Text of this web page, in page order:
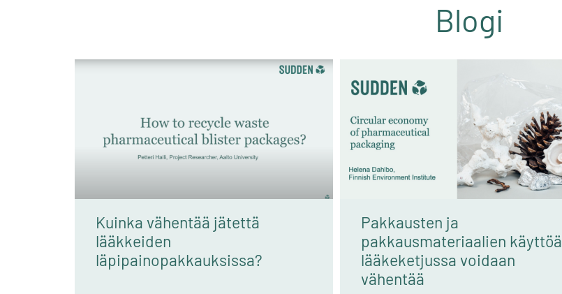
Blogi
Kuinka vähentää jätettä
lääkkeiden
läpipainopakkauksissa?
Pakkausten ja
pakkausmateriaalien käyttöä
lääkeketjussa voidaan
vähentää